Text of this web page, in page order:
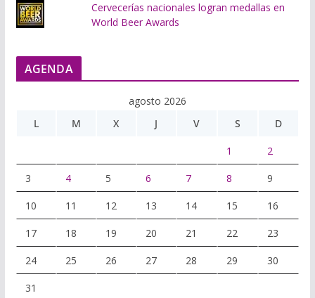
Cervecerías nacionales logran medallas en
World Beer Awards
AGENDA
agosto 2026
L
M X J V S D
1 2
3 4 5 6 7 8 9
10 11 12 13 14 15 16
17 18 19 20 21 22 23
24 25 26 27 28 29 30
31